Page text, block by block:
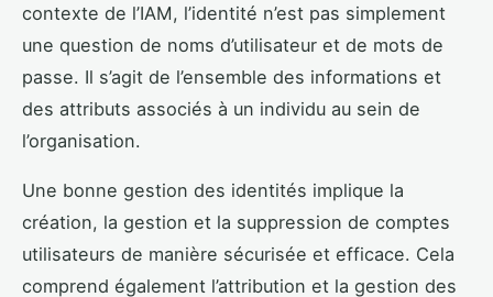
contexte de l’IAM, l’identité n’est pas simplement
une question de noms d’utilisateur et de mots de
passe. Il s’agit de l’ensemble des informations et
des attributs associés à un individu au sein de
l’organisation.
Une bonne gestion des identités implique la
création, la gestion et la suppression de comptes
utilisateurs de manière sécurisée et efficace. Cela
comprend également l’attribution et la gestion des